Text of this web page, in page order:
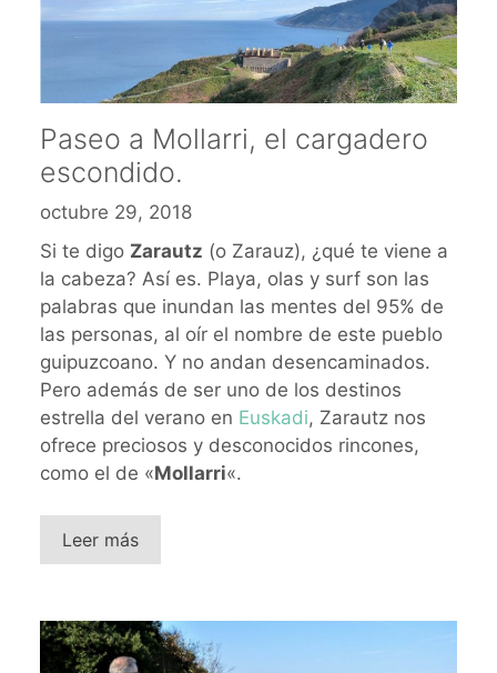
Paseo a Mollarri, el cargadero
escondido.
octubre 29, 2018
Si te digo Zarautz (o Zarauz), ¿qué te viene a
la cabeza? Así es. Playa, olas y surf son las
palabras que inundan las mentes del 95% de
las personas, al oír el nombre de este pueblo
guipuzcoano. Y no andan desencaminados.
Pero además de ser uno de los destinos
estrella del verano en Euskadi, Zarautz nos
ofrece preciosos y desconocidos rincones,
como el de «Mollarri«.
Leer más